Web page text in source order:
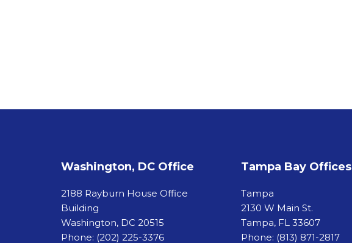
Washington, DC Office
2188 Rayburn House Office
Building
Washington, DC 20515
Phone: (202) 225-3376
Tampa Bay Offices
Tampa
2130 W Main St.
Tampa, FL 33607
Phone: (813) 871-2817